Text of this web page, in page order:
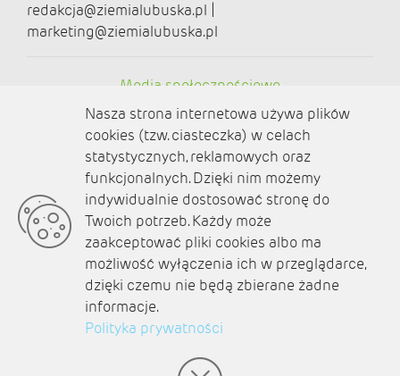
redakcja@ziemialubuska.pl |
marketing@ziemialubuska.pl
Media społecznościowe
O nas
Kontakt
Polityka prywatności
Aktualności
Zaplanuj podróż
Nasza strona internetowa używa plików
cookies (tzw. ciasteczka) w celach
statystycznych, reklamowych oraz
funkcjonalnych. Dzięki nim możemy
indywidualnie dostosować stronę do
Twoich potrzeb. Każdy może
zaakceptować pliki cookies albo ma
możliwość wyłączenia ich w przeglądarce,
dzięki czemu nie będą zbierane żadne
informacje.
Polityka prywatności